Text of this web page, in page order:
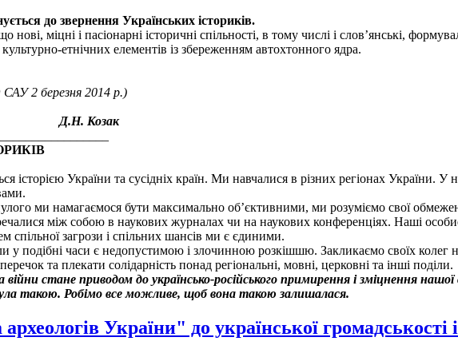
до звернення Українських істориків.
нові, міцні і пасіонарні історичні спільності, в тому числі і слов’янські,
етнічних елементів із збереженням автохтонного ядра.
САУ 2 березня 2014 р.)
Д.Н. Козак
історією України та сусідніх країн. Ми навчалися в різних регіонах України. У
ми намагаємося бути максимально об’єктивними, ми розуміємо свої
між собою в наукових журналах чи на наукових конференціях. Наші
спільної загрози і спільних шансів ми є єдиними.
подібні часи є недопустимою і злочинною розкішшю. Закликаємо своїх колег
та плекати солідарність понад регіональні, мовні, церковні та інші поділи.
війни стане приводом до українсько-російського примирення і зміцнення нашої
такою. Робімо все можливе, щоб вона такою залишалася.
України" до української громадськості